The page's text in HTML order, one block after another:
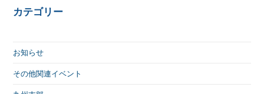
カテゴリー
お知らせ
その他関連イベント